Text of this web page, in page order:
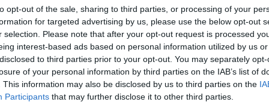
opt-out of the sale, sharing to third parties, or processing of your
for targeted advertising by us, please use the below opt-out
selection. Please note that after your opt-out request is processed
interest-based ads based on personal information utilized by us
to third parties prior to your opt-out. You may separately
of your personal information by third parties on the IAB’s list of
This information may also be disclosed by us to third parties on the
Participants that may further disclose it to other third parties.
ΕΟΔΥ, Μέλος της Εθνικής Επιτροπής
Εταιρείας Ελέγχου Λοιμώξεων. Το πρόγραμμα,
Ανάκαμψης, αποτελεί την πρώτη ολοκληρωμένη
διάγνωσης.
μαστού, του τραχήλου της μήτρας και του